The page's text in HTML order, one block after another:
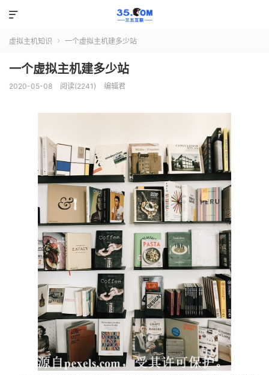

虚拟主机知识  一个虚拟主机建多少站
一个虚拟主机建多少站
2020-05-08 阅读(2241) 编辑君